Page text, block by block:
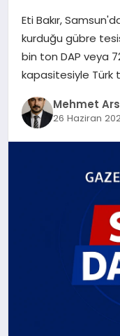
MAGAZIN
SAĞLIK
Eti Bakır,
kurduğu gübre
bin ton DAP veya
kapasitesiyle Türk
Mehmet
26 Haziran